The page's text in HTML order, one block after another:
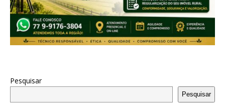
Pesquisar
Pesquisar